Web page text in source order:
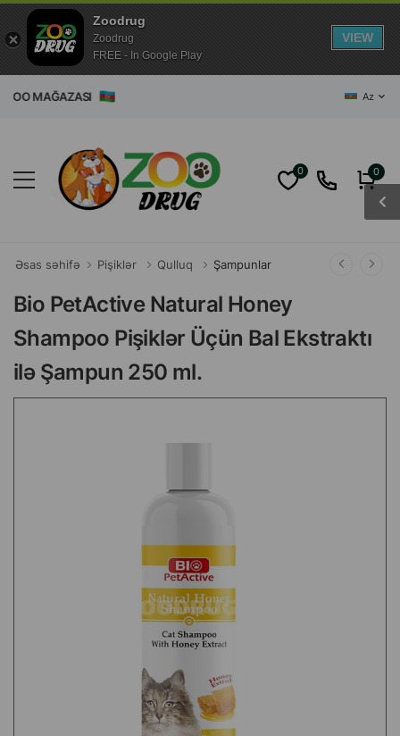
Az
0 0
Əsas səhifə Pişiklər Qulluq Şampunlar
Bio PetActive Natural Honey
Shampoo Pişiklər Üçün Bal Ekstraktı
ilə Şampun 250 ml.
Zoodrug
Zoodrug
FREE - In Google Play
VIEW